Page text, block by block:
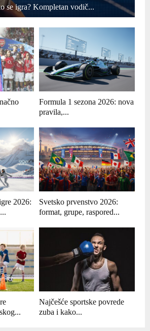
se igra? Kompletan vodič...
Formula 1 sezona 2026: nova
pravila,...
2026:
Svetsko prvenstvo 2026:
format, grupe, raspored...
Najčešće sportske povrede
zuba i kako...